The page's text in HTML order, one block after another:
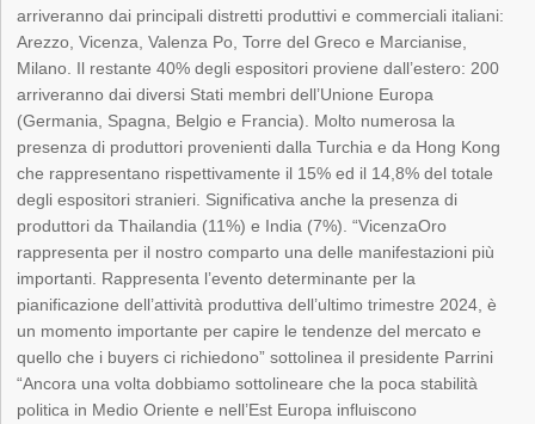
arriveranno dai principali distretti produttivi e commerciali italiani:
Arezzo, Vicenza, Valenza Po, Torre del Greco e Marcianise,
Milano. Il restante 40% degli espositori proviene dall’estero: 200
arriveranno dai diversi Stati membri dell’Unione Europa
(Germania, Spagna, Belgio e Francia). Molto numerosa la
presenza di produttori provenienti dalla Turchia e da Hong Kong
che rappresentano rispettivamente il 15% ed il 14,8% del totale
degli espositori stranieri. Significativa anche la presenza di
produttori da Thailandia (11%) e India (7%). “VicenzaOro
rappresenta per il nostro comparto una delle manifestazioni più
importanti. Rappresenta l’evento determinante per la
pianificazione dell’attività produttiva dell’ultimo trimestre 2024, è
un momento importante per capire le tendenze del mercato e
quello che i buyers ci richiedono” sottolinea il presidente Parrini
“Ancora una volta dobbiamo sottolineare che la poca stabilità
politica in Medio Oriente e nell’Est Europa influiscono